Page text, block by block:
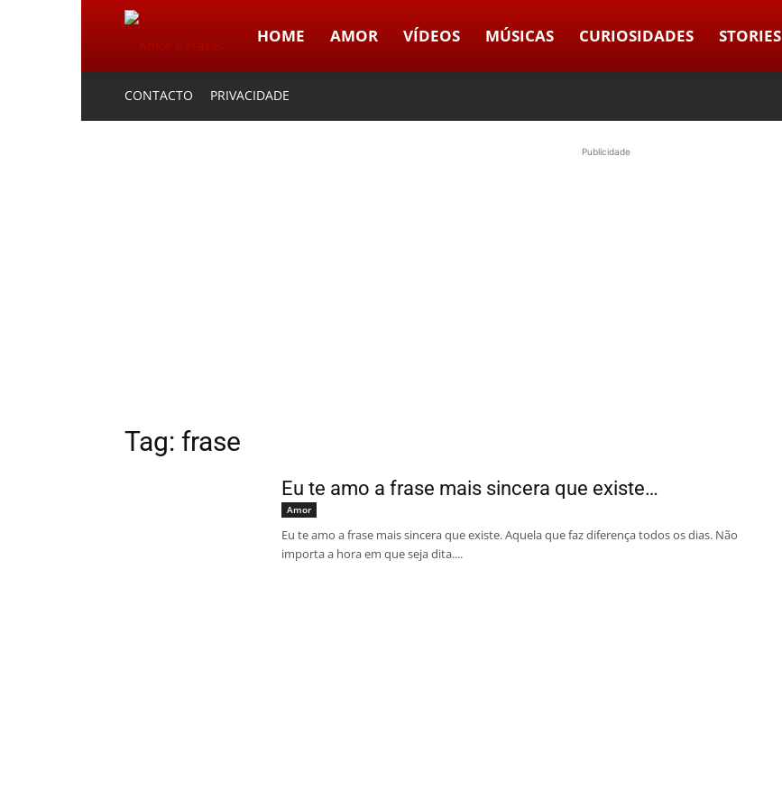
Amor
HOME AMOR VÍDEOS MÚSICAS CURIOSIDADES STORIES
CONTACTO PRIVACIDADE
Publicidade
Tag: frase
Eu te amo a frase mais sincera que existe…
Amor
Eu te amo a frase mais sincera que existe. Aquela que faz diferença todos os dias. Não
importa a hora em que seja dita....